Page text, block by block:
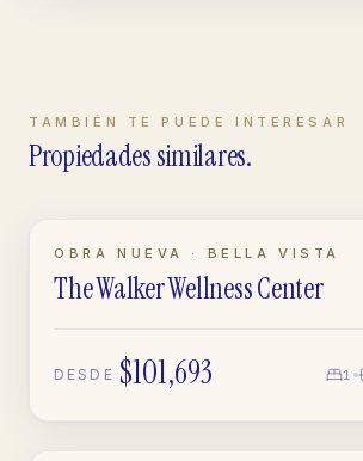
TAMBIÉN TE PUEDE INTERESAR
Propiedades similares.
EN CONSTRUCCIÓN
APARTAMENTO
OBRA NUEVA · BELLA VISTA
The Walker Wellness Center
DESDE $101,693 1